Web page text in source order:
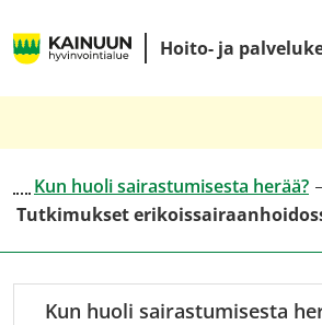
sisältöön
Kainuun
Hoito- ja
Kun huoli sairastumisesta herää?
Tutkimukset
Kun huoli sairastumisesta